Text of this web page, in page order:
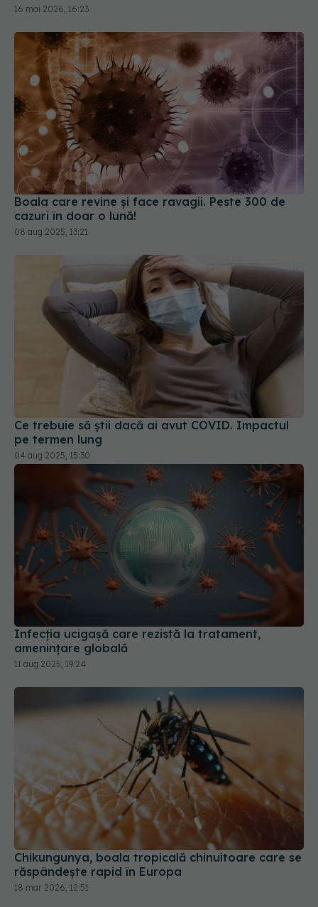
16 mai 2026, 16:23
Boala care revine și face ravagii. Peste 300 de
cazuri în doar o lună!
08 aug 2025, 13:21
Ce trebuie să știi dacă ai avut COVID. Impactul
pe termen lung
04 aug 2025, 15:30
Infecția ucigașă care rezistă la tratament,
amenințare globală
11 aug 2025, 19:24
Chikungunya, boala tropicală chinuitoare care se
răspândește rapid în Europa
18 mar 2026, 12:51